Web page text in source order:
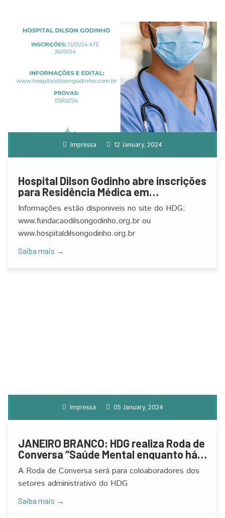
Impressa 12 January, 2024
Hospital Dilson Godinho abre inscrições
para Residência Médica em
Radioterapia
Informações estão disponiveis no site do HDG:
www.fundacaodilsongodinho.org.br ou
www.hospitaldilsongodinho.org.br
Saiba mais →
Impressa 05 January, 2024
JANEIRO BRANCO: HDG realiza Roda de
Conversa “Saúde Mental enquanto há
tempo!”
A Roda de Conversa será para coloaboradores dos
setores administrativo do HDG
Saiba mais →